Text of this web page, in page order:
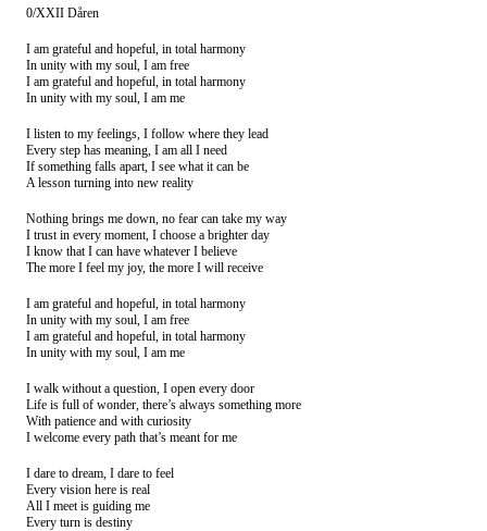
0/XXII Dåren
I am grateful and hopeful, in total harmony
In unity with my soul, I am free
I am grateful and hopeful, in total harmony
In unity with my soul, I am me
I listen to my feelings, I follow where they lead
Every step has meaning, I am all I need
If something falls apart, I see what it can be
A lesson turning into new reality
Nothing brings me down, no fear can take my way
I trust in every moment, I choose a brighter day
I know that I can have whatever I believe
The more I feel my joy, the more I will receive
I am grateful and hopeful, in total harmony
In unity with my soul, I am free
I am grateful and hopeful, in total harmony
In unity with my soul, I am me
I walk without a question, I open every door
Life is full of wonder, there’s always something more
With patience and with curiosity
I welcome every path that’s meant for me
I dare to dream, I dare to feel
Every vision here is real
All I meet is guiding me
Every turn is destiny